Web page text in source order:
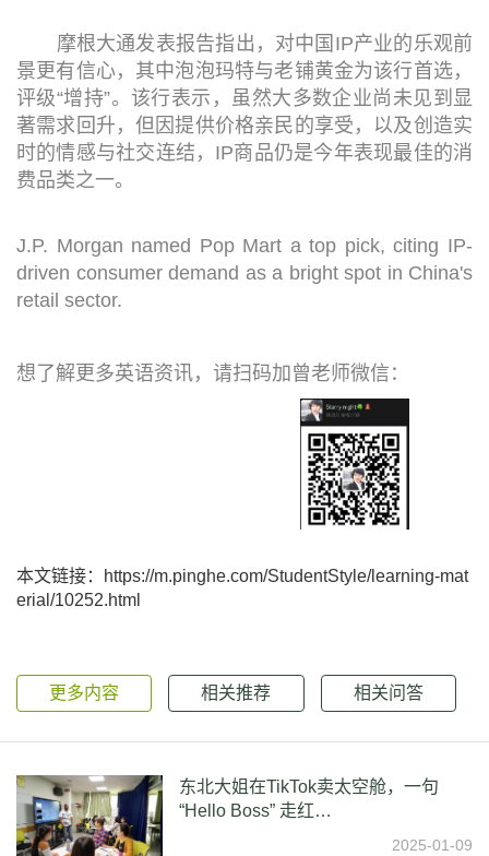
摩根大通发表报告指出，对中国IP产业的乐观前
景更有信心，其中泡泡玛特与老铺黄金为该行首选，
评级“增持”。该行表示，虽然大多数企业尚未见到显
著需求回升，但因提供价格亲民的享受，以及创造实
时的情感与社交连结，IP商品仍是今年表现最佳的消
费品类之一。
J.P. Morgan named Pop Mart a top pick, citing IP-
driven consumer demand as a bright spot in China's
retail sector.
想了解更多英语资讯，请扫码加曾老师微信：
本文链接：https://m.pinghe.com/StudentStyle/learning-mat
erial/10252.html
更多内容 相关推荐 相关问答
东北大姐在TikTok卖太空舱，一句
“Hello Boss” 走红…
2025-01-09